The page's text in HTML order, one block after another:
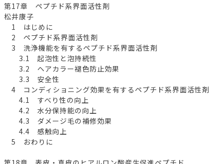
第17章 ペプチド系界面活性剤
松井康子
1 はじめに
2 ペプチド系界面活性剤
3 洗浄機能を有するペプチド系界面活性剤
3.1 起泡性と泡持続性
3.2 ヘアカラー褪色防止効果
3.3 安全性
4 コンディショニング効果を有するペプチド系界面活性剤
4.1 すべり性の向上
4.2 水分保持能の向上
4.3 ダメージ毛の補修効果
4.4 感触向上
5 おわりに